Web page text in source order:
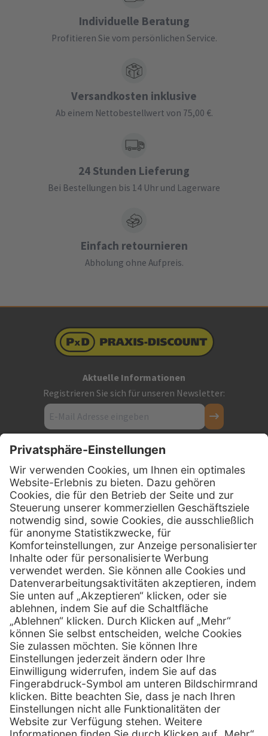
Individuelle Beratung
Profitieren Sie vom persönlichen Service.
Versandkosten inklusive
Ab einem Nettobestellwert von 75,00 €.
24 Stunden Lieferung
Bei Bestellungen bis 14 Uhr und Lagerware
Einfach retournieren
Abholung ohne Aufpreis.
Aktuelle Informationen
Registrieren Sie sich für unseren Newsletter:
Kontakt
Firmensitz
PxD Praxis-Discount GmbH
Hans-Wunderlich-Straße 7
D-49078 Osnabrück
Telefon: 0800 - 600 66 30
Telefon:0800 - 07 01 96
E-Mail:info @ praxis-discount.de
Services
Serviceversprechen
Sprechstundenbedarf
Retoure anmelden
Hilfe
FAQs
Kontakt
Lob & Kritik
Zertifikat Rechtliches
Impressum